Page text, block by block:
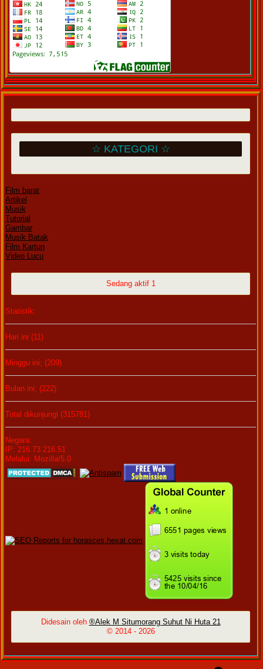
☆ KATEGORI ☆
Film barat
Artikel
Musik
Tutorial
Gambar
Musik Batak
Film Kartun
Video Lucu
Sedang aktif 1
Statistik:
Hari ini (11)
Minggu ini; (209)
Bulan ini; (222)
Total dikunjungi (315781)
Negara:
IP: 216.73.216.51
Melalui: Mozilla/5.0
Didesain oleh ®Alek M Situmorang Suhut Ni Huta 21
© 2014 - 2026